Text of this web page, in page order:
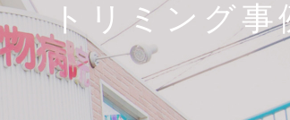
トリミング事